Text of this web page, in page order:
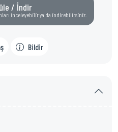
/ İndir
inceleyebilir ya da indirebilirsiniz.
Bildir